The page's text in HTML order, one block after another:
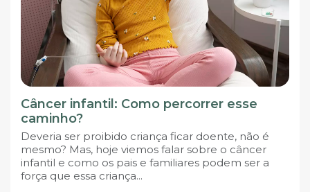
Câncer infantil: Como percorrer esse
caminho?
Deveria ser proibido criança ficar doente, não é
mesmo? Mas, hoje viemos falar sobre o câncer
infantil e como os pais e familiares podem ser a
força que essa criança...